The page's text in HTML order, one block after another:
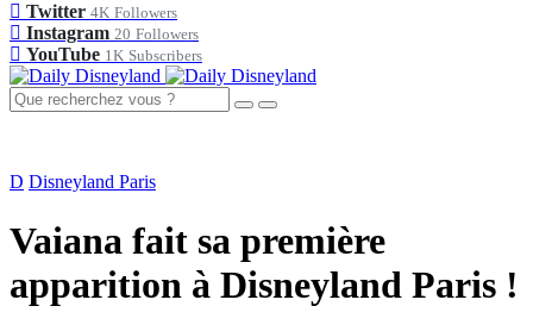
Twitter 4K Followers
Instagram 20 Followers
YouTube 1K Subscribers
D Disneyland Paris
Vaiana fait sa première
apparition à Disneyland Paris !